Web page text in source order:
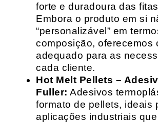
forte e duradoura das
Embora o produto em si
“personalizável” em
composição, oferecemos
adequado para as
cada cliente.
Hot Melt Pellets –
Fuller: Adesivos
formato de pellets, ideais
aplicações industriais